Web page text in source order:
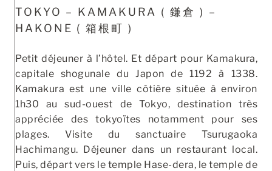
TOKYO – KAMAKURA ( 鎌倉 ) –
HAKONE ( 箱根町 )
Petit déjeuner à l’hôtel. Et départ pour Kamakura,
capitale shogunale du Japon de 1192 à 1338.
Kamakura est une ville côtière située à environ
1h30 au sud-ouest de Tokyo, destination très
appréciée des tokyoïtes notamment pour ses
plages. Visite du sanctuaire Tsurugaoka
Hachimangu. Déjeuner dans un restaurant local.
Puis, départ vers le temple Hase-dera, le temple de